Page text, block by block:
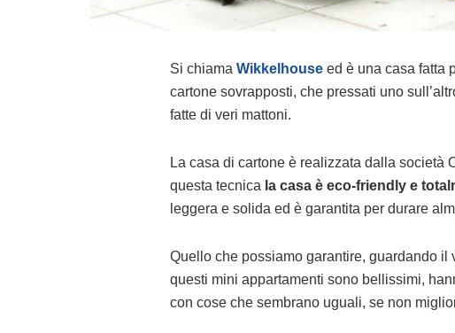
Si chiama Wikkelhouse ed è una casa fatta
cartone sovrapposti, che pressati uno
fatte di veri mattoni.
La casa di cartone è realizzata dalla società
questa tecnica la casa è eco-friendly e
leggera e solida ed è garantita per durare
Quello che possiamo garantire, guardando
questi mini appartamenti sono bellissimi,
con cose che sembrano uguali, se non